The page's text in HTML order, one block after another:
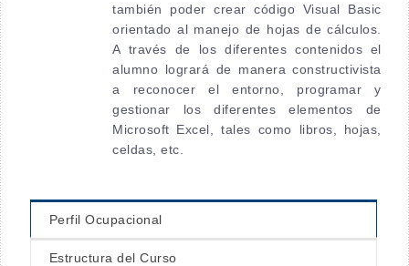
también poder crear código Visual Basic
orientado al manejo de hojas de cálculos.
A través de los diferentes contenidos el
alumno logrará de manera constructivista
a reconocer el entorno, programar y
gestionar los diferentes elementos de
Microsoft Excel, tales como libros, hojas,
celdas, etc.
Perfil Ocupacional
Estructura del Curso